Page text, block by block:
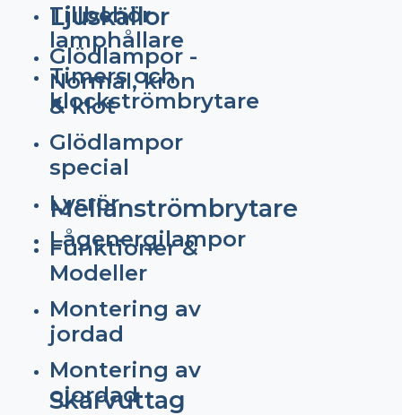
Tillbehör
lamphållare
Timers och
klockströmbrytare
Ljuskällor
Glödlampor -
Normal, kron
& klot
Glödlampor
special
Lysrör
Lågenergilampor
Mellanströmbrytare
Funktioner &
Modeller
Montering av
jordad
Montering av
ojordad
Skarvuttag